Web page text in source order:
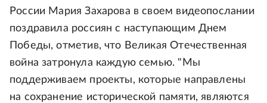
России Мария Захарова в своем видеопослании
поздравила россиян с наступающим Днем
Победы, отметив, что Великая Отечественная
война затронула каждую семью. "Мы
поддерживаем проекты, которые направлены
на сохранение исторической памяти, являются